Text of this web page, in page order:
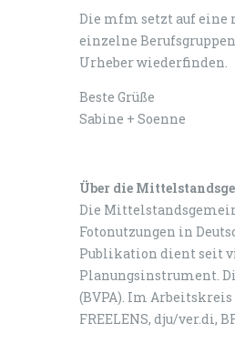
Die mfm setzt auf eine
einzelne
Urheber wiederfinden.
Beste Grüße
Sabine + Soenne
Über die
Die
Fotonutzungen in
Publikation dient seit
Planungsinstrument.
(BVPA). Im
FREELENS, dju/ver.di,